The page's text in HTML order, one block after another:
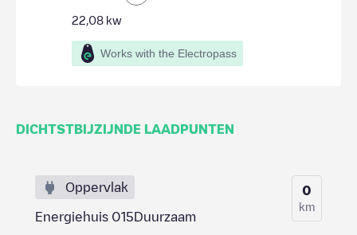
22,08 kw
Works with the Electropass
DICHTSTBIJZIJNDE LAADPUNTEN
Oppervlak
Energiehuis 015Duurzaam
0
km